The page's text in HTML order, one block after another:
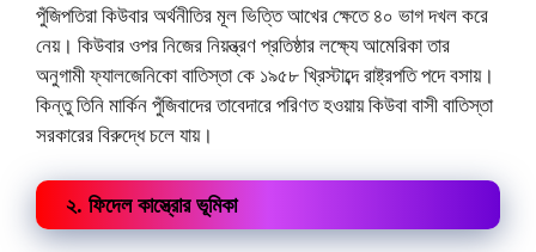
পুঁজিপতিরা কিউবার অর্থনীতির মূল ভিত্তি আখের ক্ষেতে ৪০ ভাগ দখল করে
নেয়। কিউবার ওপর নিজের নিয়ন্ত্রণ প্রতিষ্ঠার লক্ষ্যে আমেরিকা তার
অনুগামী ফ্যালজেনিকো বাতিস্তা কে ১৯৫৮ খ্রিস্টাব্দে রাষ্ট্রপতি পদে বসায়।
কিন্তু তিনি মার্কিন পুঁজিবাদের তাবেদারে পরিণত হওয়ায় কিউবা বাসী বাতিস্তা
সরকারের বিরুদ্ধে চলে যায়।
২. ফিদেল কাস্ত্রোর ভূমিকা